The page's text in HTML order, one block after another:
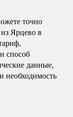
точно
из Ярцево в
способ
данные,
необходимость